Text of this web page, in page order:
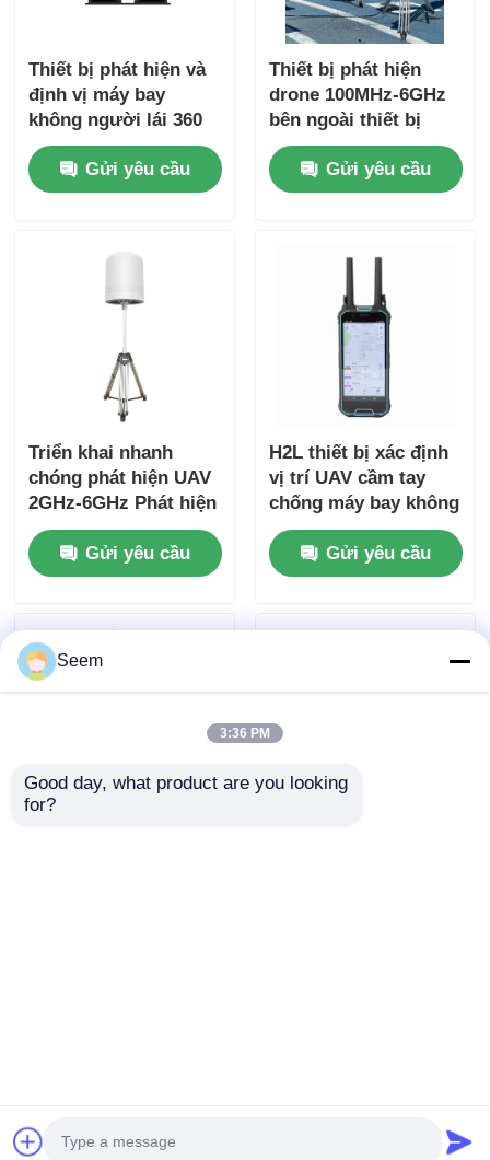
Thiết bị phát hiện và
định vị máy bay
không người lái 360
độ, chống máy bay
không người lái
Gửi yêu cầu
Thiết bị phát hiện
drone 100MHz-6GHz
bên ngoài thiết bị
phát hiện drone gây
nhiễu Gửi yêu cầu
Triển khai nhanh
chóng phát hiện UAV
2GHz-6GHz Phát hiện
và theo dõi máy bay
không người lái
Gửi yêu cầu
H2L thiết bị xác định
vị trí UAV cầm tay
chống máy bay không
người lái 100MHz-
6GHz Gửi yêu cầu
Smart Seem Technology Co.,Ltd. All Rights
Seem
3:36 PM
Good day, what product are you looking
for?